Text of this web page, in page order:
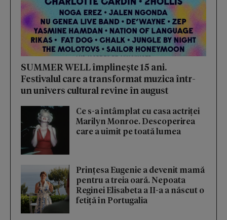
SUMMER WELL împlinește 15 ani.
Festivalul care a transformat muzica într-
un univers cultural revine în august
Ce s-a întâmplat cu casa actriței
Marilyn Monroe. Descoperirea
care a uimit pe toată lumea
Prințesa Eugenie a devenit mamă
pentru a treia oară. Nepoata
Reginei Elisabeta a II-a a născut o
fetiță în Portugalia